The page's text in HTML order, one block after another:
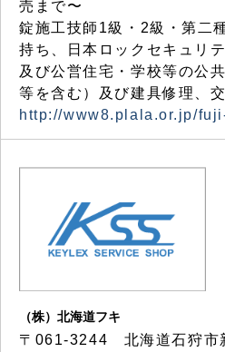
売まで〜
錠施工技師1級・2級・第二
持ち、日本ロックセキュリ
及び公営住宅・学校等の公
等を含む）及び建具修理、交
http://www8.plala.or.jp/
（株）北海道フキ
〒061-3244 北海道石狩市